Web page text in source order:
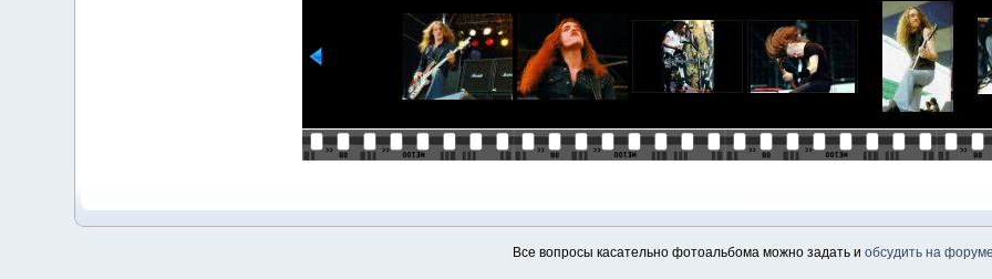
Все вопросы касательно фотоальбома можно задать и обсудить на